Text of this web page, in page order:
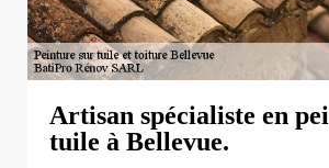
Artisan spécialiste en
tuile à Bellevue.